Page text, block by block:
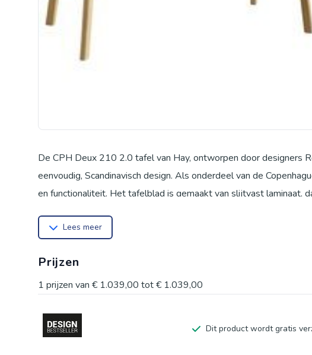
De CPH Deux 210 2.0 tafel van Hay, ontworpen door designers
eenvoudig, Scandinavisch design. Als onderdeel van de
en functionaliteit. Het tafelblad is gemaakt van slijtvast laminaat,
voor stabiliteit en duurzaamheid. Verkrijgbaar in drie
Ideaal om te combineren met de CPH Deux banken uit de
Lees meer
Prijzen
1 prijzen van € 1.039,00 tot€ 1.039,00
Dit product wordt gratis